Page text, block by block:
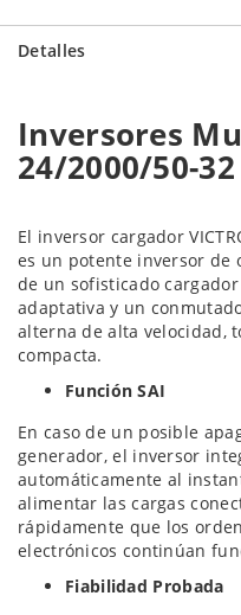
Detalles
Inversores
24/2000/50-32
El inversor cargador
es un potente inversor de
de un sofisticado
adaptativa y un
alterna de alta velocidad,
compacta.
Función SAI
En caso de un posible
generador, el inversor
automáticamente al
alimentar las cargas
rápidamente que los
electrónicos continúan
Fiabilidad Probada